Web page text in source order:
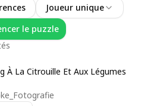
Joueur unique
le puzzle
À La Citrouille Et Aux Légumes